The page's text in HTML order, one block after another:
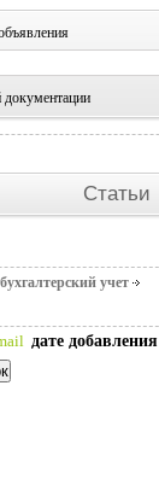
документации
Статьи
учет
дате добавления